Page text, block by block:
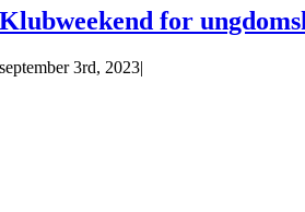
Klubweekend for
september 3rd, 2023|